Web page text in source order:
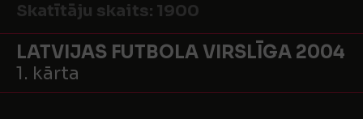
Skatītāju skaits: 1900
LATVIJAS FUTBOLA VIRSLĪGA 2004
1. kārta